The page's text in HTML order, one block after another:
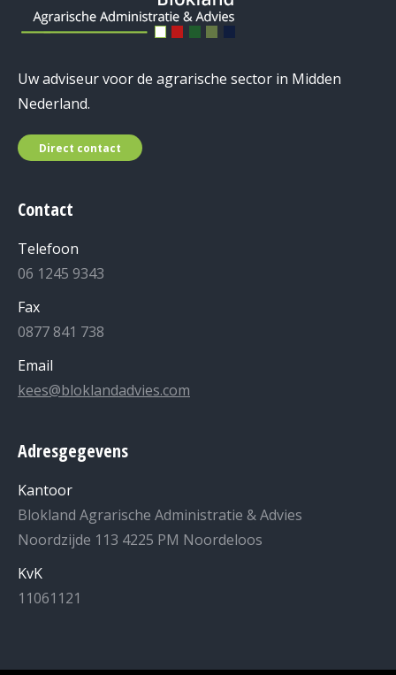
Uw adviseur voor de agrarische sector in Midden
Nederland.
Direct contact
Contact
Telefoon
06 1245 9343
Fax
0877 841 738
Email
kees@bloklandadvies.com
Adresgegevens
Kantoor
Blokland Agrarische Administratie & Advies
Noordzijde 113 4225 PM Noordeloos
KvK
11061121